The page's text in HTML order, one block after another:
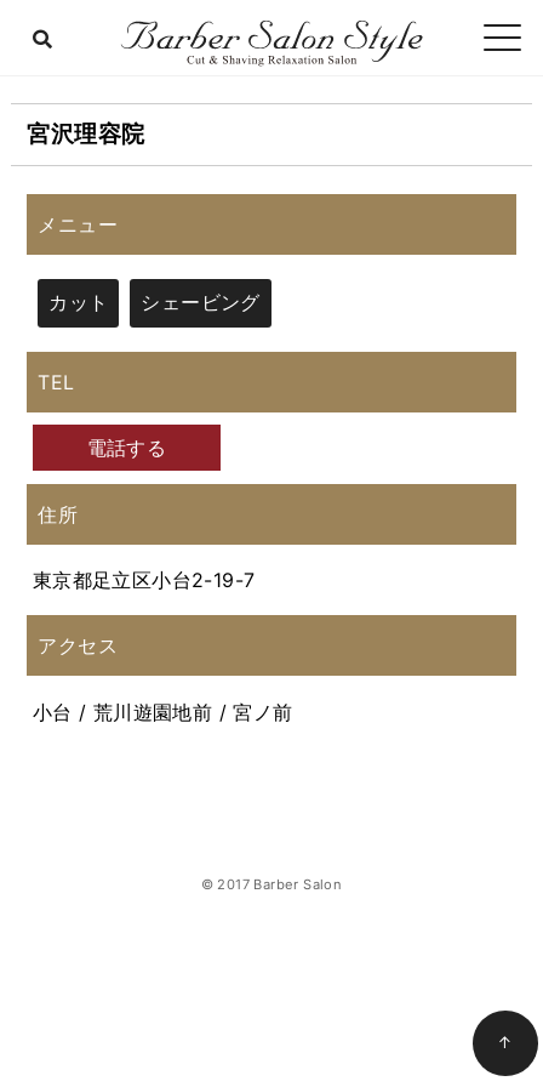
宮沢理容院
メニュー
カット シェービング
TEL
電話する
住所
東京都足立区小台2-19-7
アクセス
小台 / 荒川遊園地前 / 宮ノ前
© 2017 Barber Salon
↑